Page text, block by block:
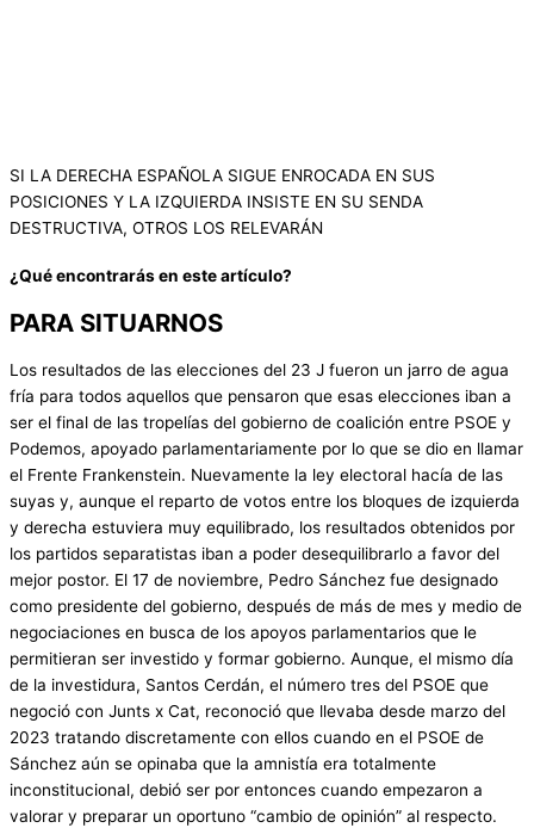
SI LA DERECHA ESPAÑOLA SIGUE ENROCADA EN SUS
POSICIONES Y LA IZQUIERDA INSISTE EN SU SENDA
DESTRUCTIVA, OTROS LOS RELEVARÁN
¿Qué encontrarás en este artículo?
PARA SITUARNOS
Los resultados de las elecciones del 23 J fueron un jarro de agua
fría para todos aquellos que pensaron que esas elecciones iban a
ser el final de las tropelías del gobierno de coalición entre PSOE y
Podemos, apoyado parlamentariamente por lo que se dio en llamar
el Frente Frankenstein. Nuevamente la ley electoral hacía de las
suyas y, aunque el reparto de votos entre los bloques de izquierda
y derecha estuviera muy equilibrado, los resultados obtenidos por
los partidos separatistas iban a poder desequilibrarlo a favor del
mejor postor. El 17 de noviembre, Pedro Sánchez fue designado
como presidente del gobierno, después de más de mes y medio de
negociaciones en busca de los apoyos parlamentarios que le
permitieran ser investido y formar gobierno. Aunque, el mismo día
de la investidura, Santos Cerdán, el número tres del PSOE que
negoció con Junts x Cat, reconoció que llevaba desde marzo del
2023 tratando discretamente con ellos cuando en el PSOE de
Sánchez aún se opinaba que la amnistía era totalmente
inconstitucional, debió ser por entonces cuando empezaron a
valorar y preparar un oportuno “cambio de opinión” al respecto.